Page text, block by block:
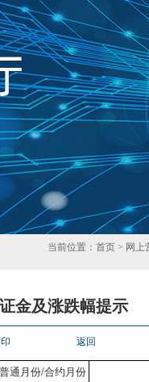
当前位置： 首页 > 网上
金及涨跌幅提示
返回
普通月份/合约月份